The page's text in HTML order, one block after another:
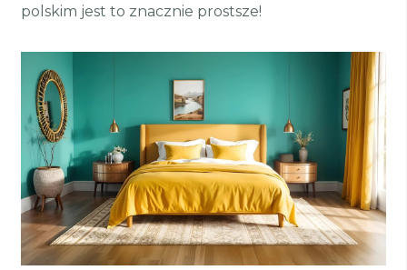
polskim jest to znacznie prostsze!